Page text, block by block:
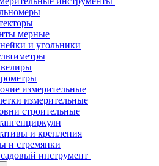
мерные
и угольники
измерительные
измерительные
строительные
и крепления
и стремянки
инструмент